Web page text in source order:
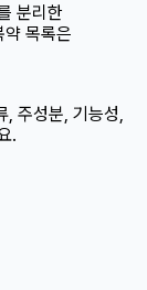
분리한
목록은
, 주성분, 기능성,
.